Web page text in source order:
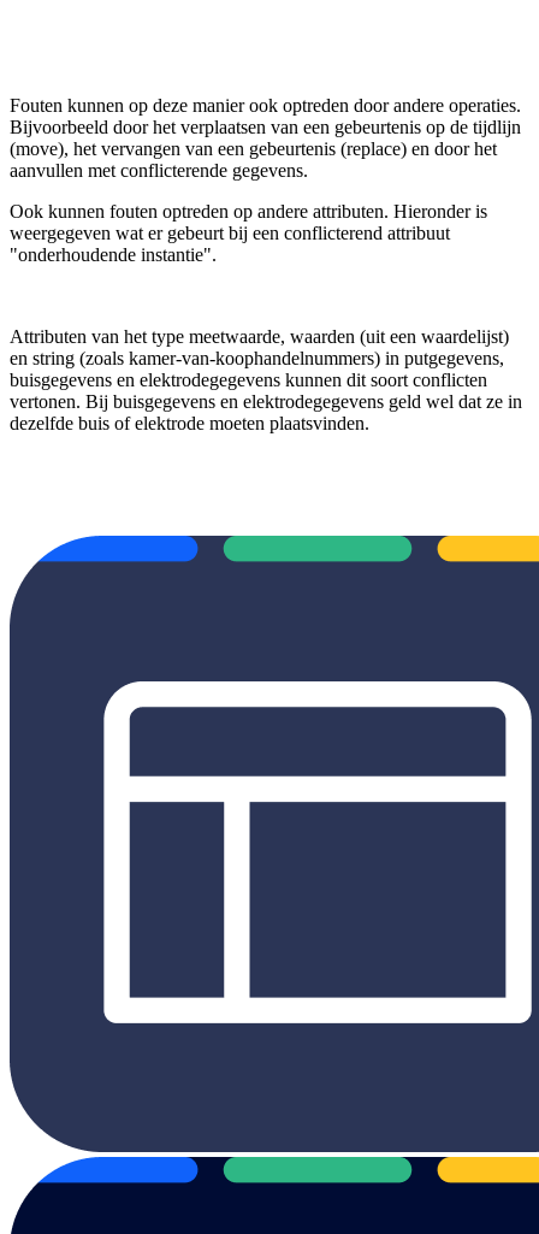
Fouten kunnen op deze manier ook optreden door andere operaties.
Bijvoorbeeld door het verplaatsen van een gebeurtenis op de tijdlijn
(move), het vervangen van een gebeurtenis (replace) en door het
aanvullen met conflicterende gegevens.
Ook kunnen fouten optreden op andere attributen. Hieronder is
weergegeven wat er gebeurt bij een conflicterend attribuut
"onderhoudende instantie".
Attributen van het type meetwaarde, waarden (uit een waardelijst)
en string (zoals kamer-van-koophandelnummers) in putgegevens,
buisgegevens en elektrodegegevens kunnen dit soort conflicten
vertonen. Bij buisgegevens en elektrodegegevens geld wel dat ze in
dezelfde buis of elektrode moeten plaatsvinden.